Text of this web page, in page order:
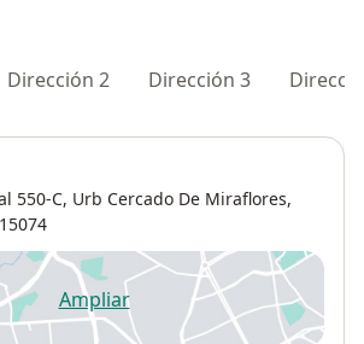
Dirección 2 Dirección 3
550-C, Urb Cercado De Miraflores,
15074
Ampliarse abre en una nueva